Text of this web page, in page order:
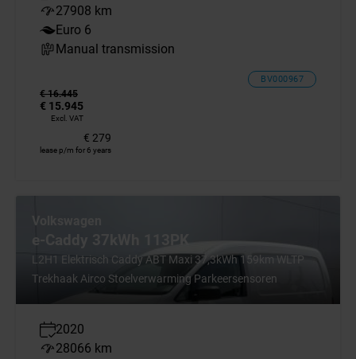
27908 km
Euro 6
Manual transmission
BV000967
€ 16.445
€ 15.945
Excl. VAT
€ 279
lease p/m for 6 years
Volkswagen
e-Caddy 37kWh 113PK
L2H1 Elektrisch Caddy ABT Maxi 37,3kWh 159km WLTP
Trekhaak Airco Stoelverwarming Parkeersensoren
2020
28066 km